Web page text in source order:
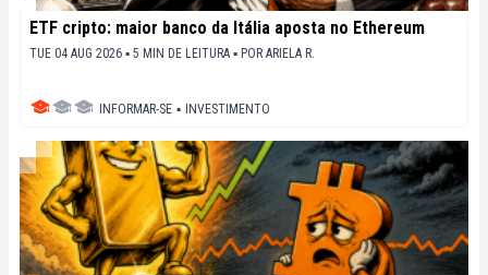
ETF cripto: maior banco da Itália aposta no Ethereum
TUE 04 AUG 2026 ▪ 5 MIN DE LEITURA ▪ POR ARIELA R.
INFORMAR-SE ▪ INVESTIMENTO